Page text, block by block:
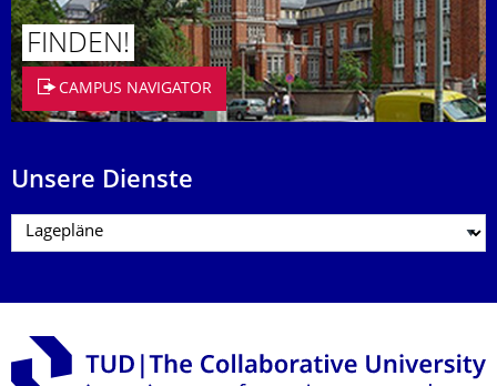
FINDEN!
CAMPUS NAVIGATOR
Unsere Dienste